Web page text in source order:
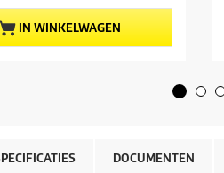
IN WINKELWAGEN
DOCUMENTEN